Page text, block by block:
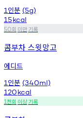
1 인분 (5g)
15kcal
50회 미만기록
콤부차 스윗망고
에디드
1 인분 (340ml)
120kcal
1천회 이상기록